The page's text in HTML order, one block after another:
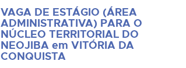
VAGA DE ESTÁGIO (ÁREA
ADMINISTRATIVA) PARA O
NÚCLEO TERRITORIAL DO
NEOJIBA em VITÓRIA DA
CONQUISTA